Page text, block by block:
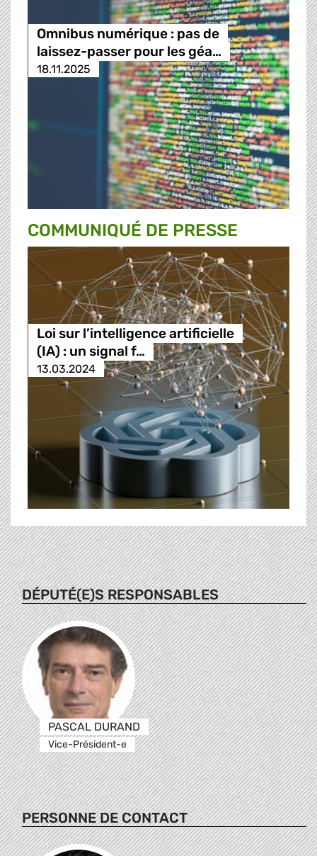
Omnibus numérique : pas de
laissez-passer pour les géa…
18.11.2025
COMMUNIQUÉ DE PRESSE
Loi sur l’intelligence artificielle
(IA) : un signal f…
13.03.2024
DÉPUTÉ(E)S RESPONSABLES
PASCAL DURAND
Vice-Président-e
PERSONNE DE CONTACT